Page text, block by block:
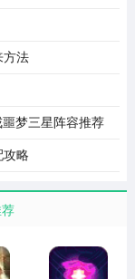
方法
梦三星阵容推荐
攻略